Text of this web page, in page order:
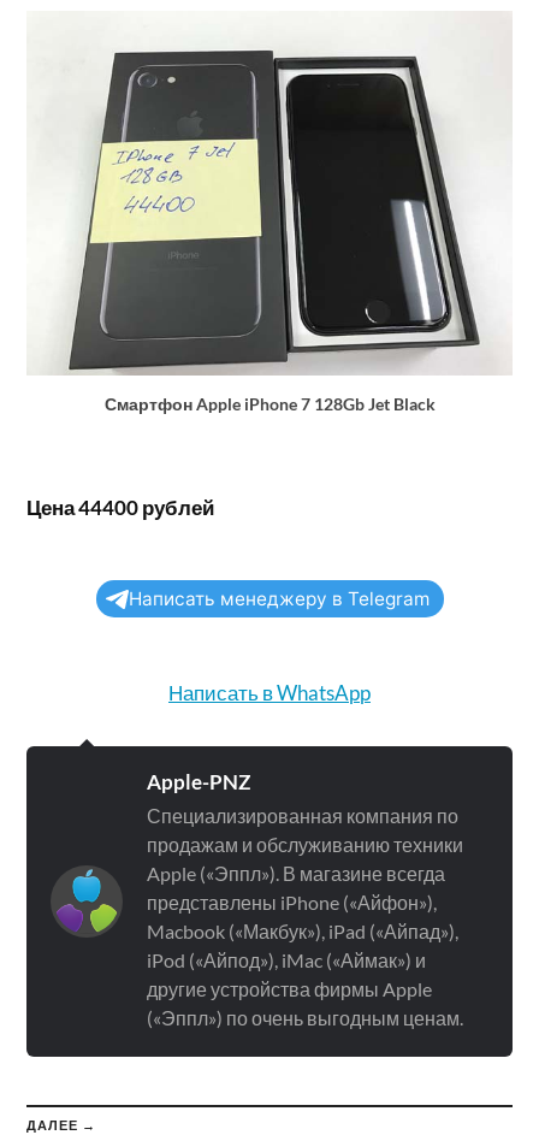
Смартфон Apple iPhone 7 128Gb Jet Black
Цена 44400 рублей
Написать менеджеру в Telegram
Написать в WhatsApp
Apple-PNZ
Специализированная компания по
продажам и обслуживанию техники
Apple («Эппл»). В магазине всегда
представлены iPhone («Айфон»),
Macbook («Макбук»), iPad («Айпад»),
iPod («Айпод»), iMac («Аймак») и
другие устройства фирмы Apple
(«Эппл») по очень выгодным ценам.
ДАЛЕЕ →